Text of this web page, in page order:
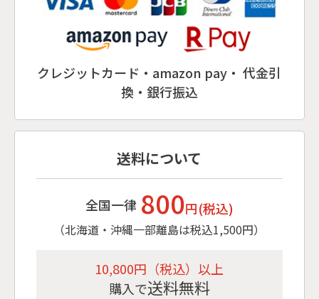
クレジットカード・amazon pay・ 代金引
換・銀行振込
送料について
全国一律 800円(税込)
（北海道・沖縄一部離島は税込1,500円）
10,800円（税込）以上
購入で送料無料